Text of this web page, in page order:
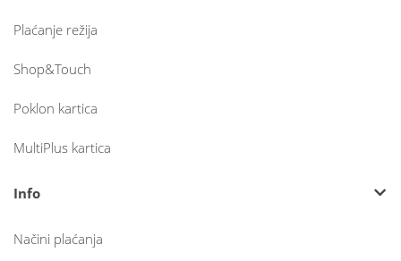
Plaćanje režija
Shop&Touch
Poklon kartica
MultiPlus kartica
Info
Načini plaćanja